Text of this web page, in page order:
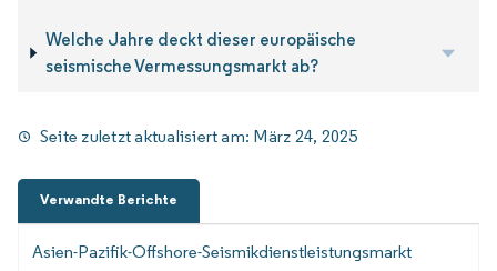
Welche Jahre deckt dieser europäische
seismische Vermessungsmarkt ab?
Seite zuletzt aktualisiert am: März 24, 2025
Verwandte Berichte
Asien-Pazifik-Offshore-Seismikdienstleistungsmarkt